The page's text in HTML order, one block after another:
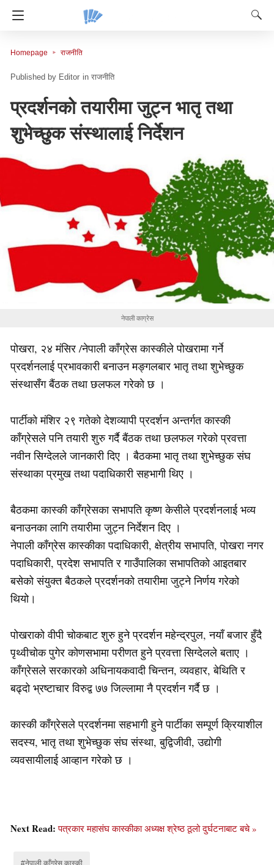
Homepage राजनीति
Editor in राजनीति
प्रदर्शनको तयारीमा जुट्न भातृ तथा
शुभेच्छुक संस्थालाई निर्देशन
नेपाली काग्रेस
पोखरा, २४ मंसिर /नेपाली काँग्रेस कास्कीले पोखरामा गर्ने
प्रदर्शनलाई प्रभावकारी बनाउन मङ्गलबार भातृ तथा शुभेच्छुक
संस्थासँग बैंठक तथा छलफल गरेको छ ।
पार्टीको मंशिर २९ गतेको देशव्यापी प्रदर्शन अन्तर्गत कास्की
काँग्रेसले पनि तयारी शुरु गर्दै बैंठक तथा छलफल गरेको प्रवत्ता
नवीन सिग्देलले जानकारी दिए । बैठकमा भातृ तथा शुभेच्छुक संघ
संस्थाका प्रमुख तथा पदाधिकारी सहभागी थिए ।
बैठकमा कास्की काँग्रेसका सभापति कृष्ण केसीले प्रदर्शनलाई भव्य
बनाउनका लागि तयारीमा जुट्न निर्देशन दिए ।
नेपाली काँग्रेस कास्कीका पदाधिकारी, क्षेत्रीय सभापति, पोखरा नगर
पदाधिकारी, प्रदेश सभापति र गाउँपालिका सभापतिको आइतबार
बसेको संयुक्त बैठकले प्रदर्शनको तयारीमा जुट्ने निर्णय गरेको
थियो।
पोखराको वीपी चोकबाट शुरु हुने प्रदर्शन महेन्द्रपुल, नयाँ बजार हुँदै
पृथ्वीचोक पुगेर कोणसभामा परीणत हुने प्रवत्ता सिग्देलले बताए ।
काँग्रेसले सरकारको अधिनायकवादी चिन्तन, व्यवहार, बेथिति र
बढ्दो भ्रष्टाचार विरुद्व ७७ जिल्लामा नै प्रदर्शन गर्दै छ ।
कास्की काँग्रेसले प्रदर्शनमा सहभागी हुने पार्टीका सम्पूर्ण क्रियाशील
सदस्य, भातृ तथा शुभेच्छुक संघ संस्था, बुद्विजीवी, उद्योगी
व्यवसायीलाई आव्हान गरेको छ ।
Next Read:पत्रकार महासंघ कास्कीका अध्यक्ष श्रेष्ठ ठूलो दुर्घटनाबाट बचे »